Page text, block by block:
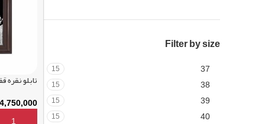
سفید 1
سفید و گلگلی
طوسی 2
عسلی 2
فیروزه ای 1
قرمز 3
Filter by size
37
15
38
15
39
15
40
15
تابلو
4,750,000
افزودن